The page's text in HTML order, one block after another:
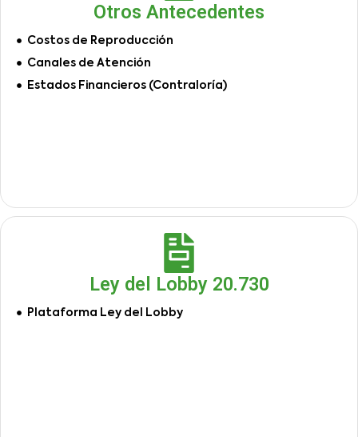
Otros Antecedentes
Costos de Reproducción
Canales de Atención
Estados Financieros (Contraloría)
Ley del Lobby 20.730
Plataforma Ley del Lobby